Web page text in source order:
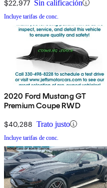
$22,977 Sin calificación
Incluye tarifas de conc.
2020 Ford Mustang GT
Premium Coupe RWD
$40,288 Trato justo
Incluye tarifas de conc.